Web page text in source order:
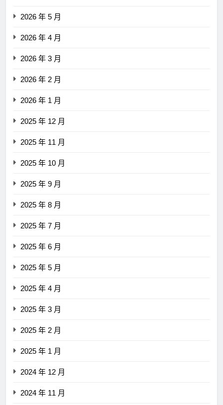
2026 年 5 月
2026 年 4 月
2026 年 3 月
2026 年 2 月
2026 年 1 月
2025 年 12 月
2025 年 11 月
2025 年 10 月
2025 年 9 月
2025 年 8 月
2025 年 7 月
2025 年 6 月
2025 年 5 月
2025 年 4 月
2025 年 3 月
2025 年 2 月
2025 年 1 月
2024 年 12 月
2024 年 11 月